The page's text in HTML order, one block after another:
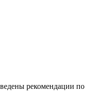
рекомендации по